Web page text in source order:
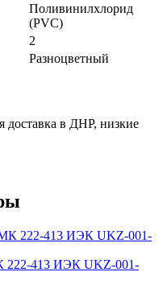
Поливинилхлорид
(PVC)
2
Разноцветный
доставка в ДНР, низкие
222-413 ИЭК UKZ-001-